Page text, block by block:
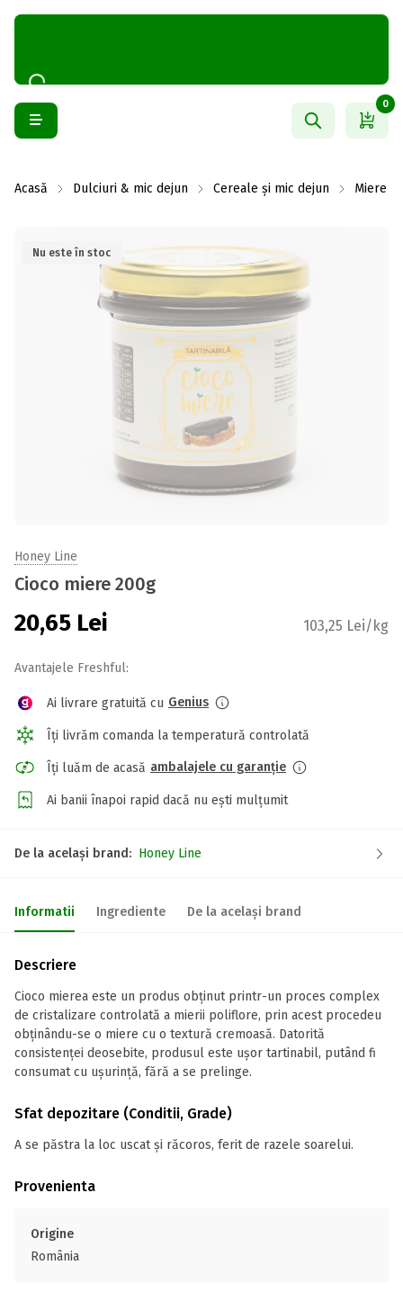
0
Acasă Dulciuri & mic dejun Cereale și mic dejun Miere
Nu este în stoc
Honey Line
Cioco miere 200g
20,65 Lei 103,25 Lei/kg
Avantajele Freshful:
Ai livrare gratuită cu Genius
Îți livrăm comanda la temperatură controlată
Îți luăm de acasă ambalajele cu garanție
Ai banii înapoi rapid dacă nu ești mulțumit
De la același brand: Honey Line
Informatii Ingrediente De la același brand
Descriere
Cioco mierea este un produs obținut printr-un proces complex
de cristalizare controlată a mierii poliflore, prin acest procedeu
obținându-se o miere cu o textură cremoasă. Datorită
consistenței deosebite, produsul este ușor tartinabil, putând fi
consumat cu ușurință, fără a se prelinge.
Sfat depozitare (Conditii, Grade)
A se păstra la loc uscat și răcoros, ferit de razele soarelui.
Provenienta
Origine
România